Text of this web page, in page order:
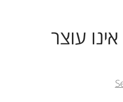
השתתפותעוצר